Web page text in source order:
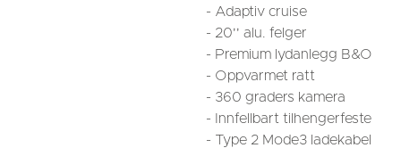
- Adaptiv cruise
- 20'' alu. felger
- Premium lydanlegg B&O
- Oppvarmet ratt
- 360 graders kamera
- Innfellbart tilhengerfeste
- Type 2 Mode3 ladekabel